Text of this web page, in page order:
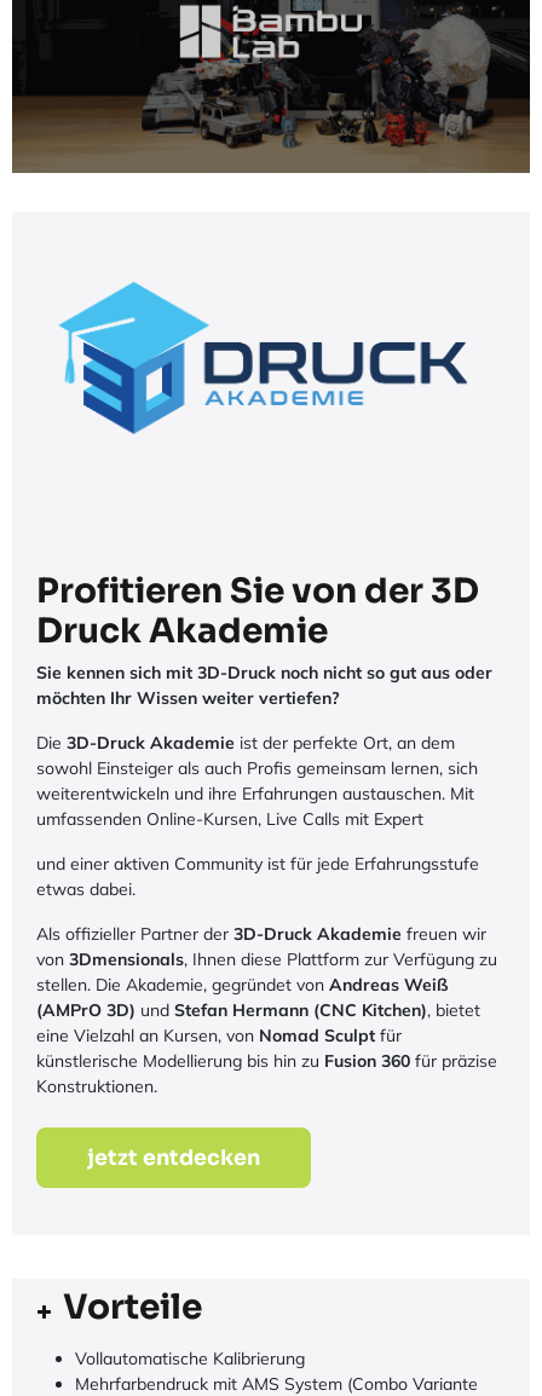
Profitieren Sie von der 3D
Druck Akademie
Sie kennen sich mit 3D-Druck noch nicht so gut aus oder
möchten Ihr Wissen weiter vertiefen?
Die 3D-Druck Akademie ist der perfekte Ort, an dem
sowohl Einsteiger als auch Profis gemeinsam lernen, sich
weiterentwickeln und ihre Erfahrungen austauschen. Mit
umfassenden Online-Kursen, Live Calls mit Expert
und einer aktiven Community ist für jede Erfahrungsstufe
etwas dabei.
Als offizieller Partner der 3D-Druck Akademie freuen wir
von 3Dmensionals, Ihnen diese Plattform zur Verfügung zu
stellen. Die Akademie, gegründet von Andreas Weiß
(AMPrO 3D) und Stefan Hermann (CNC Kitchen), bietet
eine Vielzahl an Kursen, von Nomad Sculpt für
künstlerische Modellierung bis hin zu Fusion 360 für präzise
Konstruktionen.
jetzt entdecken
Vorteile
Vollautomatische Kalibrierung
Mehrfarbendruck mit AMS System (Combo Variante